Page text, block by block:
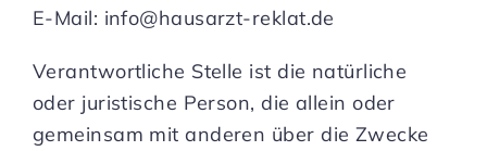
E-Mail: info@hausarzt-reklat.de
Verantwortliche Stelle ist die natürliche
oder juristische Person, die allein oder
gemeinsam mit anderen über die Zwecke